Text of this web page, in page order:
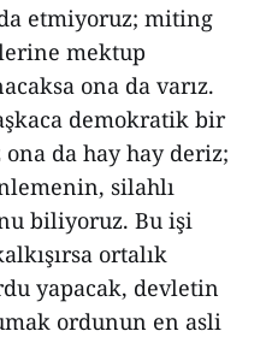
da etmiyoruz; miting
mektup
ona da varız.
demokratik bir
da hay hay deriz;
silahlı
biliyoruz. Bu işi
ortalık
yapacak, devletin
ordunun en asli